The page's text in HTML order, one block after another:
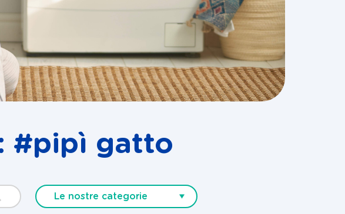
#pipì gatto
Le nostre categorie